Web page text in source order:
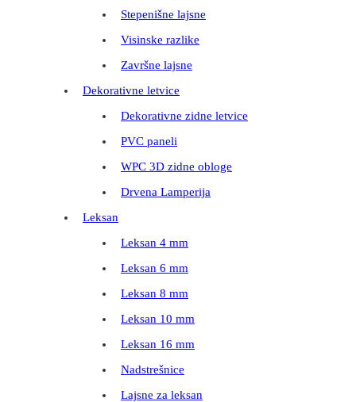
Stepenišne lajsne
Visinske razlike
Završne lajsne
Dekorativne letvice
Dekorativne zidne letvice
PVC paneli
WPC 3D zidne obloge
Drvena Lamperija
Leksan
Leksan 4 mm
Leksan 6 mm
Leksan 8 mm
Leksan 10 mm
Leksan 16 mm
Nadstrešnice
Lajsne za leksan